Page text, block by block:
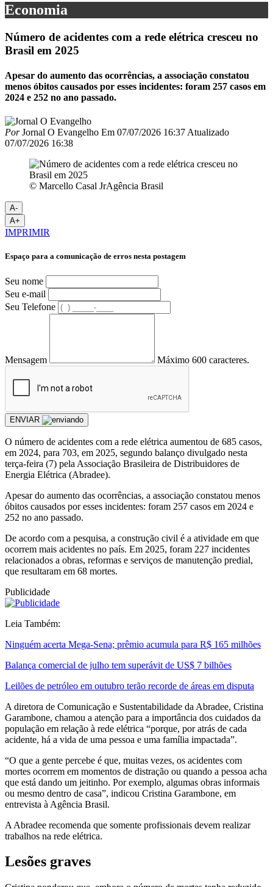
Economia
Número de acidentes com a rede elétrica cresceu no
Brasil em 2025
Apesar do aumento das ocorrências, a associação constatou
menos óbitos causados por esses incidentes: foram 257 casos em
2024 e 252 no ano passado.
PorJornal O Evangelho Em 07/07/2026 16:37 Atualizado
07/07/2026 16:38
© Marcello Casal JrAgência Brasil
A-
A+
IMPRIMIR
Espaço para a comunicação de erros nesta postagem
Seu nome
Seu e-mail
Seu Telefone
Mensagem Máximo 600 caracteres.
ENVIAR
O número de acidentes com a rede elétrica aumentou de 685 casos,
em 2024, para 703, em 2025, segundo balanço divulgado nesta
terça-feira (7) pela Associação Brasileira de Distribuidores de
Energia Elétrica (Abradee).
Apesar do aumento das ocorrências, a associação constatou menos
óbitos causados por esses incidentes: foram 257 casos em 2024 e
252 no ano passado.
De acordo com a pesquisa, a construção civil é a atividade em que
ocorrem mais acidentes no país. Em 2025, foram 227 incidentes
relacionados a obras, reformas e serviços de manutenção predial,
que resultaram em 68 mortes.
Publicidade
Leia Também:
Ninguém acerta Mega-Sena; prêmio acumula para R$ 165 milhões
Balança comercial de julho tem superávit de US$ 7 bilhões
Leilões de petróleo em outubro terão recorde de áreas em disputa
A diretora de Comunicação e Sustentabilidade da Abradee, Cristina
Garambone, chamou a atenção para a importância dos cuidados da
população em relação à rede elétrica “porque, por atrás de cada
acidente, há a vida de uma pessoa e uma família impactada”.
“O que a gente percebe é que, muitas vezes, os acidentes com
mortes ocorrem em momentos de distração ou quando a pessoa acha
que está dando um jeitinho. Por exemplo, algumas obras informais
ou mesmo dentro de casa”, indicou Cristina Garambone, em
entrevista à Agência Brasil.
A Abradee recomenda que somente profissionais devem realizar
trabalhos na rede elétrica.
Lesões graves